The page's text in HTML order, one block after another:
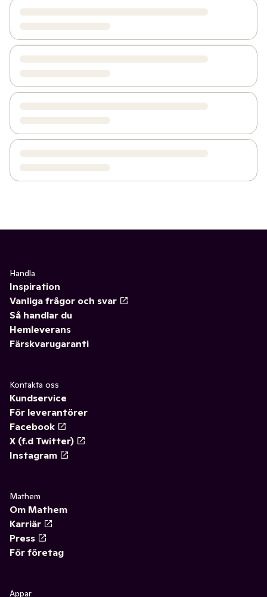
Handla
Inspiration
Vanliga frågor och svar
Så handlar du
Hemleverans
Färskvarugaranti
Kontakta oss
Kundservice
För leverantörer
Facebook
X (f.d Twitter)
Instagram
Mathem
Om Mathem
Karriär
Press
För företag
Appar